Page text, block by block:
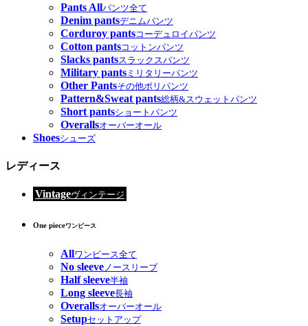
Pants Allパンツ全て
Denim pantsデニムパンツ
Corduroy pantsコーデュロイパンツ
Cotton pantsコットンパンツ
Slacks pantsスラックスパンツ
Military pants ミリタリーパンツ
Other Pantsその他ポリパンツ
Pattern&Sweat pants総柄&スウェットパンツ
Short pantsショートパンツ
Overallsオーバーオール
Shoesシューズ
レディース
Vintageヴィンテージ
One pieceワンピース
Allワンピース全て
No sleeveノースリーブ
Half sleeve半袖
Long sleeve長袖
Overallsオーバーオール
Setupセットアップ